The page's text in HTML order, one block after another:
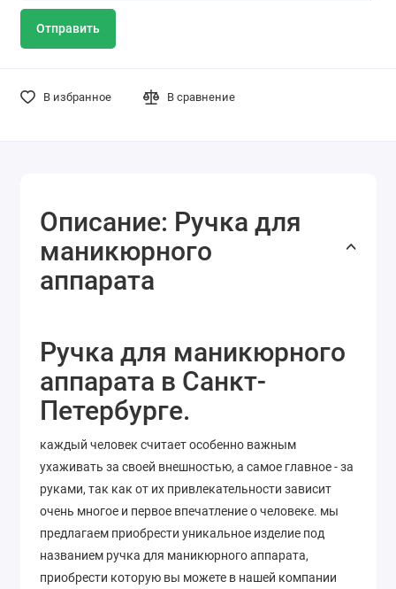
Отправить
В избранное В сравнение
Описание: Ручка для
маникюрного
аппарата
Ручка для маникюрного
аппарата в Санкт-
Петербурге.
каждый человек считает особенно важным
ухаживать за своей внешностью, а самое главное - за
руками, так как от их привлекательности зависит
очень многое и первое впечатление о человеке. мы
предлагаем приобрести уникальное изделие под
названием ручка для маникюрного аппарата,
приобрести которую вы можете в нашей компании